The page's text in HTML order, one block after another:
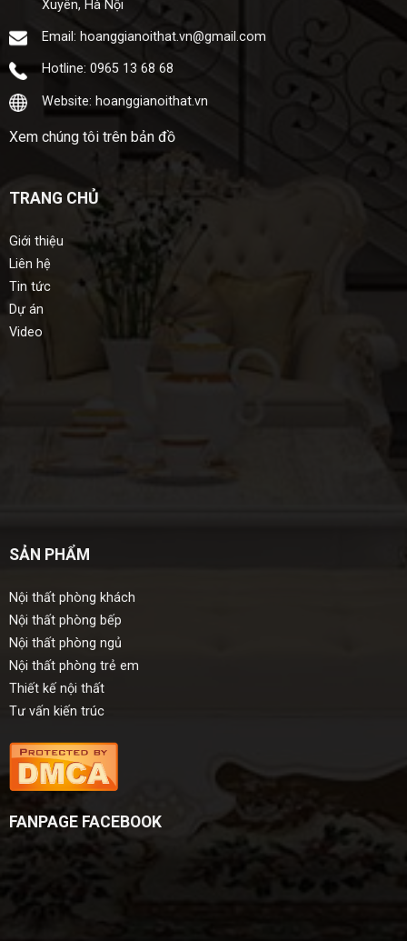
Xuyên, Hà Nội
Email: hoanggianoithat.vn@gmail.com
Hotline: 0965 13 68 68
Website: hoanggianoithat.vn
Xem chúng tôi trên bản đồ
TRANG CHỦ
Giới thiệu
Liên hệ
Tin tức
Dự án
Video
SẢN PHẨM
Nội thất phòng khách
Nội thất phòng bếp
Nội thất phòng ngủ
Nội thất phòng trẻ em
Thiết kế nội thất
Tư vấn kiến trúc
FANPAGE FACEBOOK